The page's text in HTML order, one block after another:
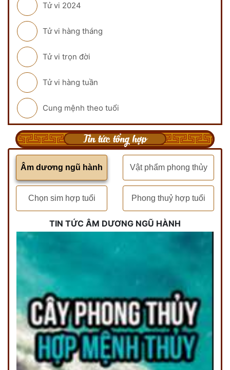
Tử vi 2024
Tử vi hàng tháng
Tử vi trọn đời
Tử vi hàng tuần
Cung mệnh theo tuổi
Tin tức tổng hợp
Âm dương ngũ hành Vật phẩm phong thủy
Chọn sim hợp tuổi Phong thuỷ hợp tuổi
TIN TỨC ÂM DƯƠNG NGŨ HÀNH